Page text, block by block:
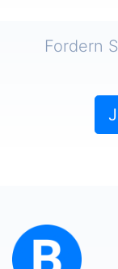
Fordern